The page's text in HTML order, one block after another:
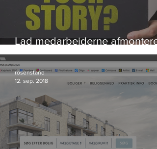
Lad medarbejderne afmontere
bomben og redde verden
rosenstand
12. sep. 2018